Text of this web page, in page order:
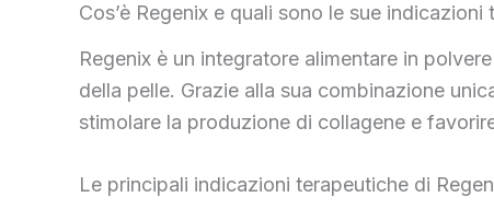
Cos’è Regenix e quali sono le sue indicazioni
Regenix è un integratore alimentare in
della pelle. Grazie alla sua combinazione
stimolare la produzione di collagene e
Le principali indicazioni terapeutiche di